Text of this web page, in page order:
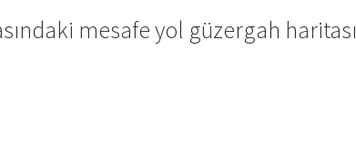
mesafe yol güzergah haritası